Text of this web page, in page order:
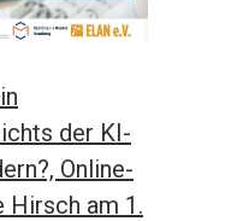
der KI-
Online-
am 1.